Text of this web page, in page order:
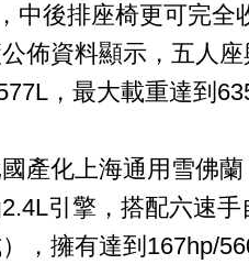
中後排座椅更可完全
佈資料顯示，五人
，最大載重達到
產化上海通用雪佛
引擎，搭配六速
，擁有達到167hp/